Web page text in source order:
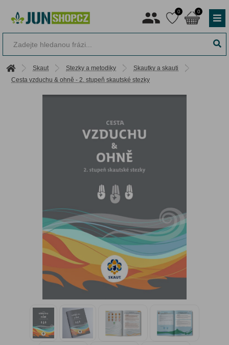
0 0
Skaut Stezky a metodiky
Skautky a skauti
Cesta vzduchu & ohně - 2. stupeň skautské stezky